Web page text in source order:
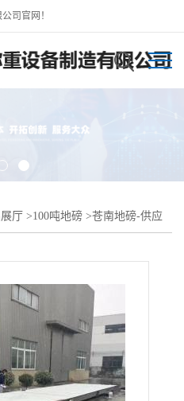
司官网！
厅 >100吨地磅 >苍南地磅-供应